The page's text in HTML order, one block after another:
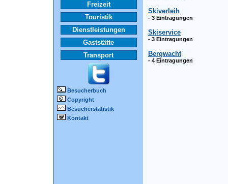
Freizeit
Touristik
Dienstleistungen
Gaststätte
Transport
Besucherbuch
Copyright
Besucherstatistik
Kontakt
Skiverleih
- 3 Eintragungen
Skiservice
- 3 Eintragungen
Bergwacht
- 4 Eintragungen